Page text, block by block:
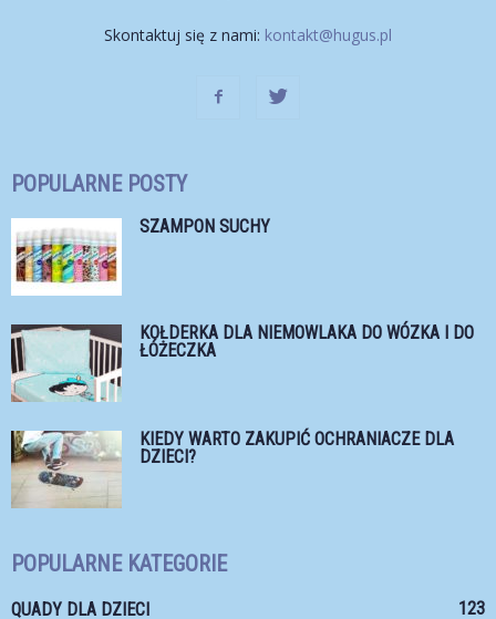
Skontaktuj się z nami: kontakt@hugus.pl
POPULARNE POSTY
SZAMPON SUCHY
KOŁDERKA DLA NIEMOWLAKA DO WÓZKA I DO
ŁÓŻECZKA
KIEDY WARTO ZAKUPIĆ OCHRANIACZE DLA
DZIECI?
POPULARNE KATEGORIE
QUADY DLA DZIECI 123